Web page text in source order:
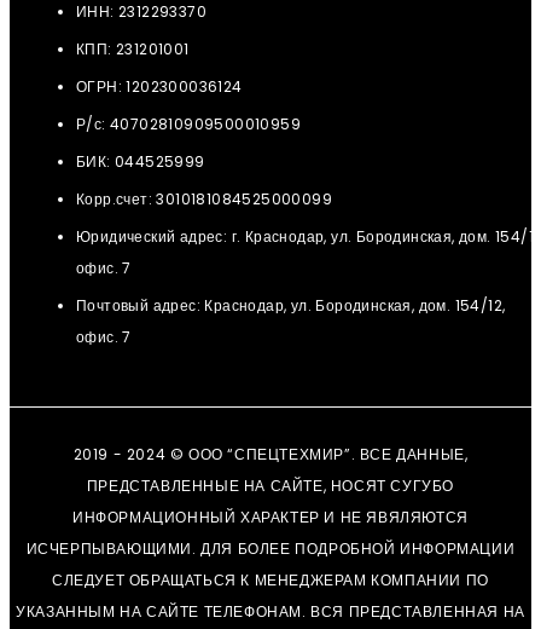
ИНН: 2312293370
КПП: 231201001
ОГРН: 1202300036124
Р/с: 40702810909500010959
БИК: 044525999
Корр.счет: 3010181084525000099
Юридический адрес: г. Краснодар, ул. Бородинская, дом. 154/
офис. 7
Почтовый адрес: Краснодар, ул. Бородинская, дом. 154/12,
офис. 7
2019 - 2024 © ООО “СПЕЦТЕХМИР”. ВСЕ ДАННЫЕ,
ПРЕДСТАВЛЕННЫЕ НА САЙТЕ, НОСЯТ СУГУБО
ИНФОРМАЦИОННЫЙ ХАРАКТЕР И НЕ ЯВЯЛЯЮТСЯ
ИСЧЕРПЫВАЮЩИМИ. ДЛЯ БОЛЕЕ ПОДРОБНОЙ ИНФОРМАЦИИ
СЛЕДУЕТ ОБРАЩАТЬСЯ К МЕНЕДЖЕРАМ КОМПАНИИ ПО
УКАЗАННЫМ НА САЙТЕ ТЕЛЕФОНАМ. ВСЯ ПРЕДСТАВЛЕННАЯ НА